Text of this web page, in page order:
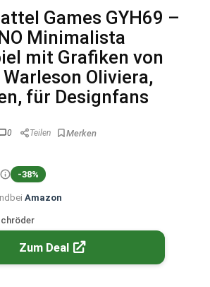
Games GYH69 –
Minimalista
mit Grafiken von
Oliviera,
für Designfans
0 Teilen
-38%
bei Amazon
Zum Deal